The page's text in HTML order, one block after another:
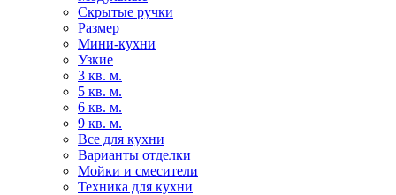
Скрытые ручки
Размер
Мини-кухни
Узкие
3 кв. м.
5 кв. м.
6 кв. м.
9 кв. м.
Все для кухни
Варианты отделки
Мойки и смесители
Техника для кухни